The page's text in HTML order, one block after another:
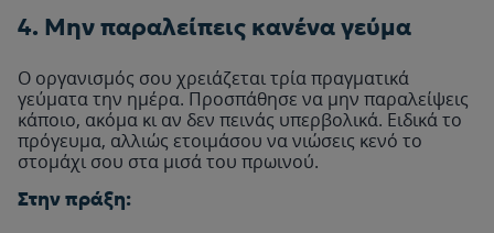
4. Μην παραλείπεις κανένα γεύμα
Ο οργανισμός σου χρειάζεται τρία πραγματικά
γεύματα την ημέρα. Προσπάθησε να μην παραλείψεις
κάποιο, ακόμα κι αν δεν πεινάς υπερβολικά. Ειδικά το
πρόγευμα, αλλιώς ετοιμάσου να νιώσεις κενό το
στομάχι σου στα μισά του πρωινού.
Στην πράξη: